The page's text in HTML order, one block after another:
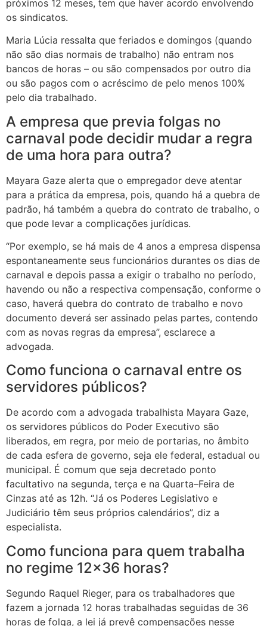
próximos 12 meses, tem que haver acordo envolvendo
os sindicatos.
Maria Lúcia ressalta que feriados e domingos (quando
não são dias normais de trabalho) não entram nos
bancos de horas – ou são compensados por outro dia
ou são pagos com o acréscimo de pelo menos 100%
pelo dia trabalhado.
A empresa que previa folgas no
carnaval pode decidir mudar a regra
de uma hora para outra?
Mayara Gaze alerta que o empregador deve atentar
para a prática da empresa, pois, quando há a quebra de
padrão, há também a quebra do contrato de trabalho, o
que pode levar a complicações jurídicas.
“Por exemplo, se há mais de 4 anos a empresa dispensa
espontaneamente seus funcionários durantes os dias de
carnaval e depois passa a exigir o trabalho no período,
havendo ou não a respectiva compensação, conforme o
caso, haverá quebra do contrato de trabalho e novo
documento deverá ser assinado pelas partes, contendo
com as novas regras da empresa”, esclarece a
advogada.
Como funciona o carnaval entre os
servidores públicos?
De acordo com a advogada trabalhista Mayara Gaze,
os servidores públicos do Poder Executivo são
liberados, em regra, por meio de portarias, no âmbito
de cada esfera de governo, seja ele federal, estadual ou
municipal. É comum que seja decretado ponto
facultativo na segunda, terça e na Quarta–Feira de
Cinzas até as 12h. “Já os Poderes Legislativo e
Judiciário têm seus próprios calendários”, diz a
especialista.
Como funciona para quem trabalha
no regime 12×36 horas?
Segundo Raquel Rieger, para os trabalhadores que
fazem a jornada 12 horas trabalhadas seguidas de 36
horas de folga, a lei já prevê compensações nesse